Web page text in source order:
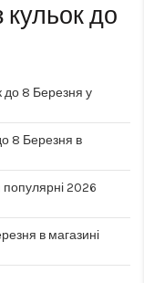
кульок до
до 8 Березня у
8 Березня в
популярні 2026
в магазині